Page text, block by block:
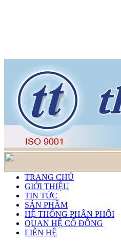
TRANG CHỦ
GIỚI THIỆU
TIN TỨC
SẢN PHẨM
HỆ THỐNG PHÂN PHỐI
QUAN HỆ CỔ ĐÔNG
LIÊN HỆ